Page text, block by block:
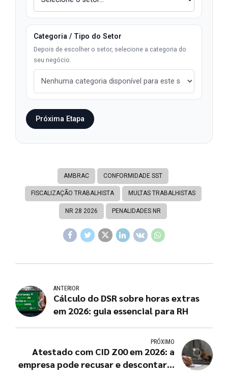
Categoria / Tipo do Setor
Depois de escolher o setor, selecione a categoria do
seu negócio.
Próxima Etapa
AMBRAC CONFORMIDADE SST
FISCALIZAÇÃO TRABALHISTA MULTAS TRABALHISTAS
NR 28 2026 PENALIDADES NR
ANTERIOR
Cálculo do DSR sobre horas extras
em 2026: guia essencial para RH
PRÓXIMO
Atestado com CID Z00 em 2026: a
empresa pode recusar e descontar o